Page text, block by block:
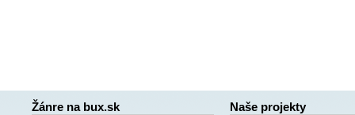
Žánre na bux.sk Naše projekty